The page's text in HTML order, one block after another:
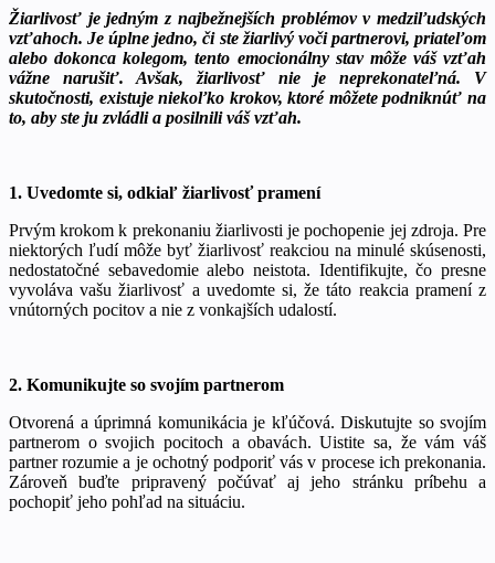
Žiarlivosť je jedným z najbežnejších problémov v medziľudských
vzťahoch. Je úplne jedno, či ste žiarlivý voči partnerovi, priateľom
alebo dokonca kolegom, tento emocionálny stav môže váš vzťah
vážne narušiť. Avšak, žiarlivosť nie je neprekonateľná. V
skutočnosti, existuje niekoľko krokov, ktoré môžete podniknúť na
to, aby ste ju zvládli a posilnili váš vzťah.
1. Uvedomte si, odkiaľ žiarlivosť pramení
Prvým krokom k prekonaniu žiarlivosti je pochopenie jej zdroja. Pre
niektorých ľudí môže byť žiarlivosť reakciou na minulé skúsenosti,
nedostatočné sebavedomie alebo neistota. Identifikujte, čo presne
vyvoláva vašu žiarlivosť a uvedomte si, že táto reakcia pramení z
vnútorných pocitov a nie z vonkajších udalostí.
2. Komunikujte so svojím partnerom
Otvorená a úprimná komunikácia je kľúčová. Diskutujte so svojím
partnerom o svojich pocitoch a obavách. Uistite sa, že vám váš
partner rozumie a je ochotný podporiť vás v procese ich prekonania.
Zároveň buďte pripravený počúvať aj jeho stránku príbehu a
pochopiť jeho pohľad na situáciu.